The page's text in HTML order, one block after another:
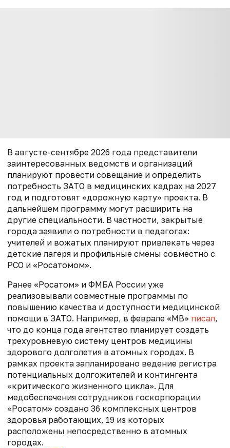
В августе-сентябре 2026 года представители
заинтересованных ведомств и организаций
планируют провести совещание и определить
потребность ЗАТО в медицинских кадрах на 2027
год и подготовят «дорожную карту» проекта. В
дальнейшем программу могут расширить на
другие специальности. В частности, закрытые
города заявили о потребности в педагогах:
учителей и вожатых планируют привлекать через
детские лагеря и профильные смены совместно с
РСО и «Росатомом».
Ранее «Росатом» и ФМБА России уже
реализовывали совместные программы по
повышению качества и доступности медицинской
помощи в ЗАТО. Например, в феврале «МВ» писал,
что до конца года агентство планирует создать
трехуровневую систему центров медицины
здорового долголетия в атомных городах. В
рамках проекта запланировано ведение регистра
потенциальных долгожителей и контингента
«критического жизненного цикла». Для
медобеспечения сотрудников госкорпорации
«Росатом» создано 36 комплексных центров
здоровья работающих, 19 из которых
расположены непосредственно в атомных
городах.